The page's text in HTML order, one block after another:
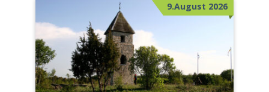
9.August 2026